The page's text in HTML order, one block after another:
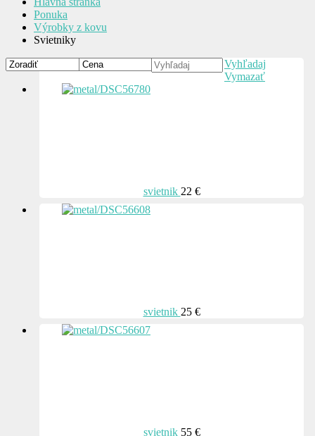
Ponuka
Výrobky z kovu
Svietniky
Vyhľadaj
Vymazať
svietnik 22 €
svietnik 25 €
svietnik 55 €